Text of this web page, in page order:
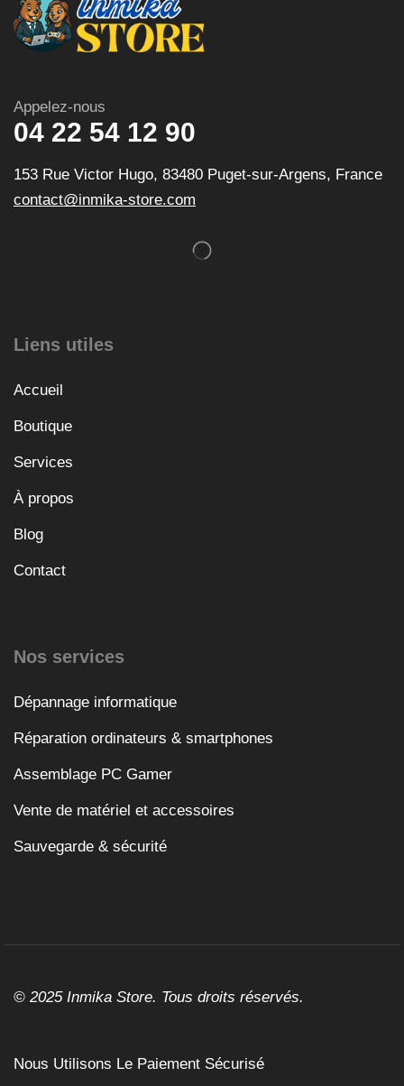
Appelez-nous
04 22 54 12 90
153 Rue Victor Hugo, 83480 Puget-sur-Argens, France
contact@inmika-store.com
Liens utiles
Accueil
Boutique
Services
À propos
Blog
Contact
Nos services
Dépannage informatique
Réparation ordinateurs & smartphones
Assemblage PC Gamer
Vente de matériel et accessoires
Sauvegarde & sécurité
© 2025 Inmika Store. Tous droits réservés.
Nous Utilisons Le Paiement Sécurisé